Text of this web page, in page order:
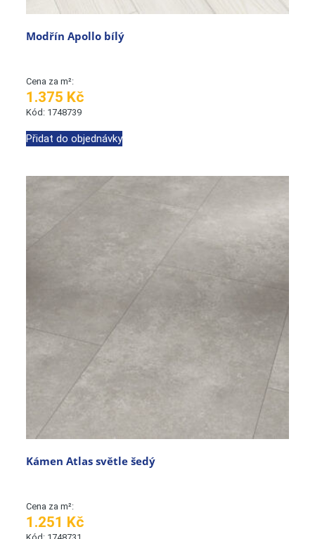
Modřín Apollo bílý
Cena za m²:
1.375 Kč
Kód: 1748739
Přidat do objednávky
Kámen Atlas světle šedý
Cena za m²:
1.251 Kč